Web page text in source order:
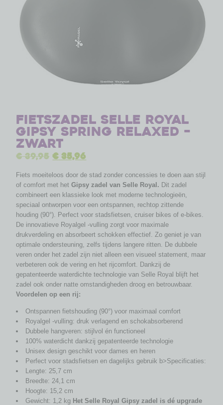
Fietszadel Selle Royal
Gipsy Spring Relaxed –
Zwart
€39,95 €35,96
Fiets moeiteloos door de stad zonder concessies te doen aan stijl
of comfort met hetGipsy zadel van Selle Royal. Dit zadel
combineert een klassieke look met moderne technologieën,
speciaal ontworpen voor een ontspannen, rechtop zittende
houding (90°). Perfect voor stadsfietsen, cruiser bikes of e-bikes.
De innovatieve Royalgel -vulling zorgt voor maximale
drukverdeling en absorbeert schokken effectief. Zo geniet je van
optimale ondersteuning, zelfs tijdens langere ritten. De dubbele
veren onder het zadel zijn niet alleen een visueel statement, maar
verbeteren ook de vering en het rijcomfort. Dankzij de
gepatenteerde waterdichte technologie van Selle Royal blijft het
zadel ook onder natte omstandigheden droog en betrouwbaar.
Voordelen op een rij:
Ontspannen fietshouding (90°) voor maximaal comfort
Royalgel -vulling: druk verlagend en schokabsorberend
Dubbele hangveren: stijlvol én functioneel
100% waterdicht dankzij gepatenteerde technologie
Unisex design geschikt voor dames en heren
Perfect voor stadsfietsen en dagelijks gebruik b>Specificaties:
Lengte: 25,7 cm
Breedte: 24,1 cm
Hoogte: 15,2 cm
Gewicht: 1,2 kg Het Selle Royal Gipsy zadel is dé upgrade